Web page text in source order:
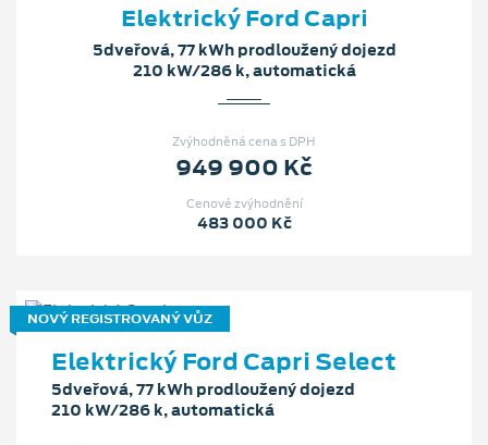
Elektrický Ford Capri
5dveřová, 77 kWh prodloužený dojezd
210 kW/286 k, automatická
Zvýhodněná cena s DPH
949 900 Kč
Cenové zvýhodnění
483 000 Kč
NOVÝ REGISTROVANÝ VŮZ
Elektrický Ford Capri Select
5dveřová, 77 kWh prodloužený dojezd
210 kW/286 k, automatická